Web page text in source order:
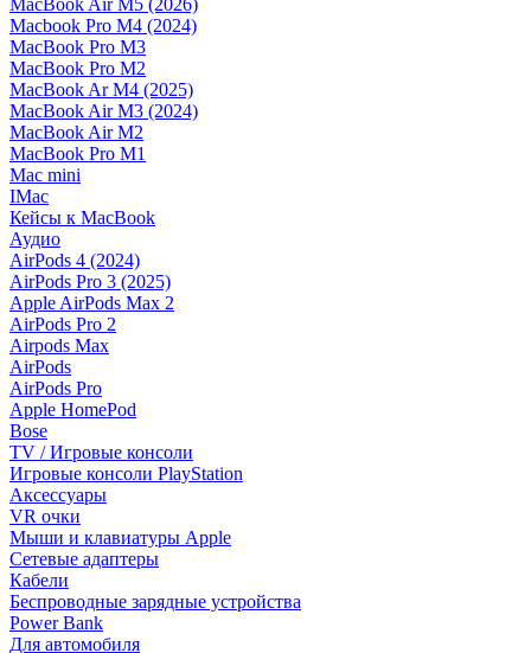
MacBook Air M5 (2026)
Macbook Pro M4 (2024)
MacBook Pro M3
MacBook Pro M2
MacBook Ar M4 (2025)
MacBook Air M3 (2024)
MacBook Air M2
MacBook Pro M1
Mac mini
IMac
Кейсы к MacBook
Аудио
AirPods 4 (2024)
AirPods Pro 3 (2025)
Apple AirPods Max 2
AirPods Pro 2
Airpods Max
AirPods
AirPods Pro
Apple HomePod
Bose
TV / Игровые консоли
Игровые консоли PlayStation
Аксессуары
VR очки
Мыши и клавиатуры Apple
Сетевые адаптеры
Кабели
Беспроводные зарядные устройства
Power Bank
Для автомобиля